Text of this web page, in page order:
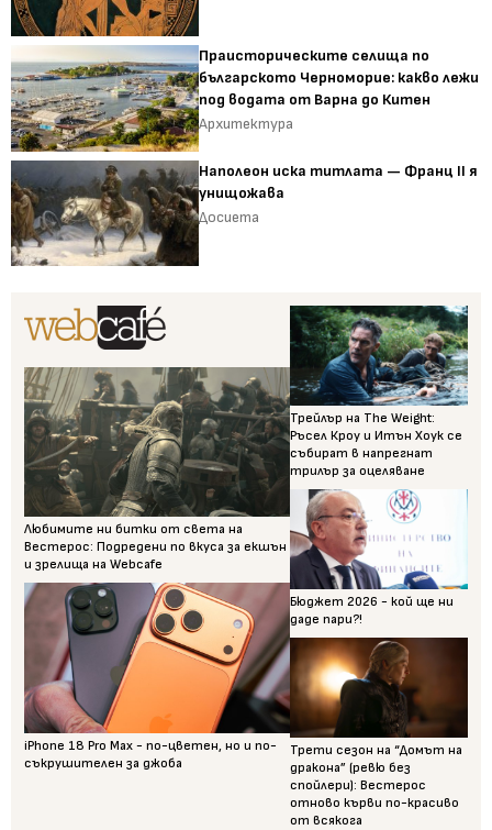
Праисторическите селища по
българското Черноморие: какво лежи
под водата от Варна до Китен
Архитектура
Наполеон иска титлата — Франц II я
унищожава
Досиета
Любимите ни битки от света на
Вестерос: Подредени по вкуса за екшън
и зрелища на Webcafe
iPhone 18 Pro Max - по-цветен, но и по-
съкрушителен за джоба
Трейлър на The Weight:
Ръсел Кроу и Итън Хоук се
събират в напрегнат
трилър за оцеляване
Бюджет 2026 - кой ще ни
даде пари?!
Трети сезон на “Домът на
дракона” (ревю без
спойлери): Вестерос
отново кърви по-красиво
от всякога